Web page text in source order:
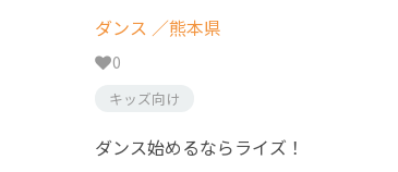
ダンス ／熊本県
0
キッズ向け
ダンス始めるならライズ！